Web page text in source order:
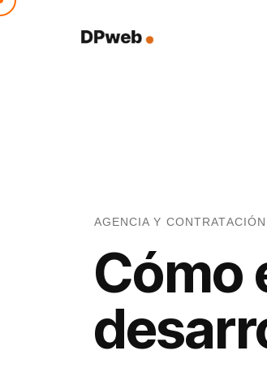
AGENCIA Y CONTRATACIÓN
Cómo